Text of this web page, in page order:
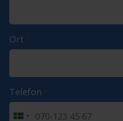
Ort *
Telefon *